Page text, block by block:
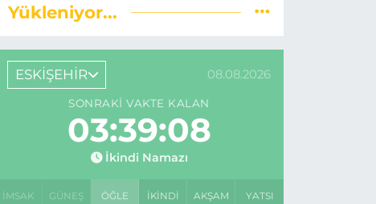
Yükleniyor...
ESKİŞEHİR 08.08.2026
SONRAKI VAKTE KALAN
03:39:07
İkindi Namazı
İMSAK GÜNEŞ ÖĞLE İKINDI AKŞAM YATSI